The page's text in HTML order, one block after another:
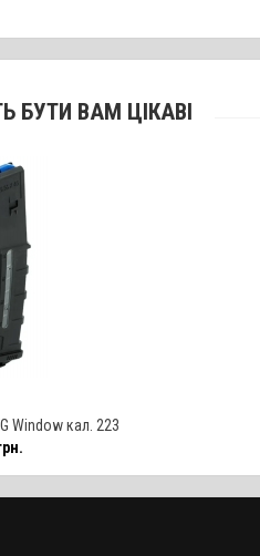
БУТИ ВАМ ЦІКАВІ
Window кал. 223
30 патронів